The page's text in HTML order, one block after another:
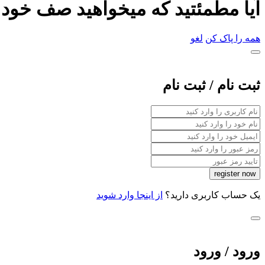
آیا مطمئتید که میخواهید صف خود
همه را پاک کن لغو
ثبت نام / ثبت نام
یک حساب کاربری دارید؟ از اینجا وارد شوید
ورود / ورود